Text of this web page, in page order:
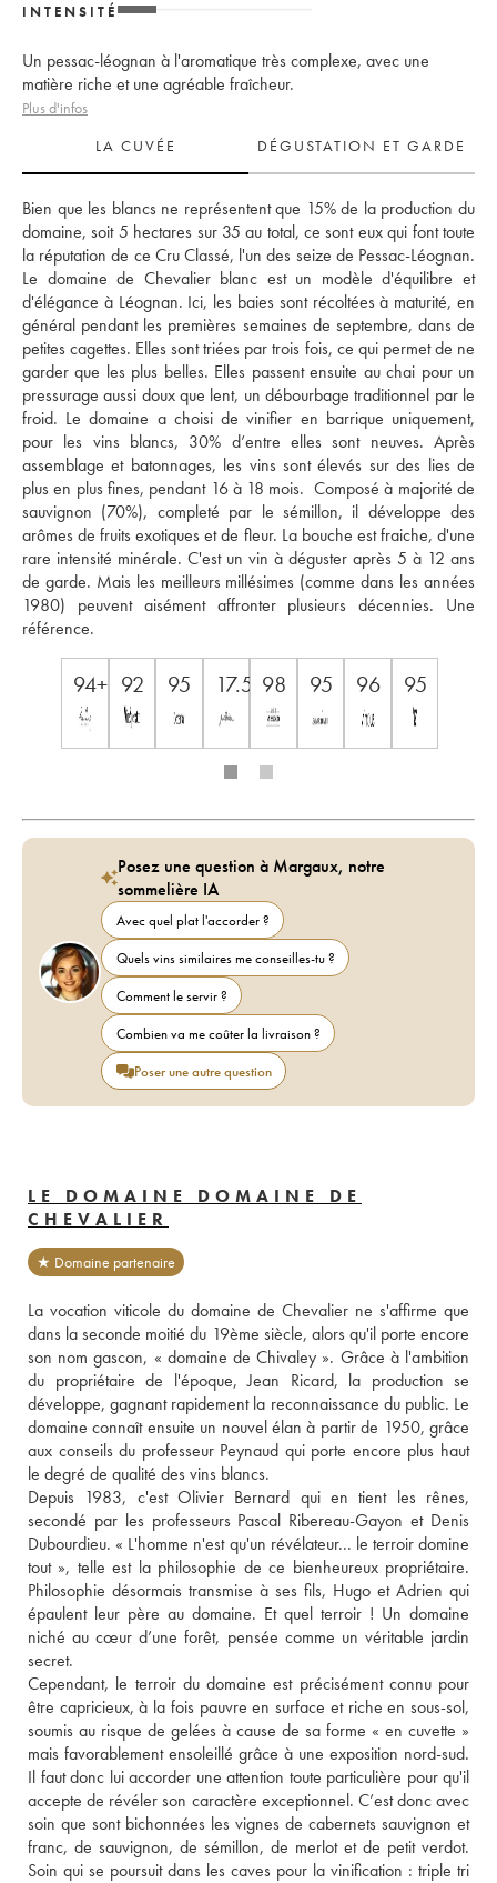
INTENSITÉ
Un pessac-léognan à l'aromatique très complexe, avec une
matière riche et une agréable fraîcheur.
Plus d'infos
LA CUVÉE
DÉGUSTATION ET GARDE
Bien que les blancs ne représentent que 15% de la production du
domaine, soit 5 hectares sur 35 au total, ce sont eux qui font toute
la réputation de ce Cru Classé, l'un des seize de Pessac-Léognan.
Le domaine de Chevalier blanc est un modèle d'équilibre et
d'élégance à Léognan. Ici, les baies sont récoltées à maturité, en
général pendant les premières semaines de septembre, dans de
petites cagettes. Elles sont triées par trois fois, ce qui permet de ne
garder que les plus belles. Elles passent ensuite au chai pour un
pressurage aussi doux que lent, un débourbage traditionnel par le
froid. Le domaine a choisi de vinifier en barrique uniquement,
pour les vins blancs, 30% d’entre elles sont neuves. Après
assemblage et batonnages, les vins sont élevés sur des lies de
plus en plus fines, pendant 16 à 18 mois.  Composé à majorité de
sauvignon (70%), completé par le sémillon, il développe des
arômes de fruits exotiques et de fleur. La bouche est fraiche, d'une
rare intensité minérale. C'est un vin à déguster après 5 à 12 ans
de garde. Mais les meilleurs millésimes (comme dans les années
1980) peuvent aisément affronter plusieurs décennies. Une
référence.
94+ 92 95 17.5 98 95 96 95
Posez une question à Margaux, notre
sommelière IA
Avec quel plat l'accorder ?
Quels vins similaires me conseilles-tu ?
Comment le servir ?
Combien va me coûter la livraison ?
Poser une autre question
LE DOMAINE DOMAINE DE
CHEVALIER
★ Domaine partenaire
La vocation viticole du domaine de Chevalier ne s'affirme que
dans la seconde moitié du 19ème siècle, alors qu'il porte encore
son nom gascon, « domaine de Chivaley ». Grâce à l'ambition
du propriétaire de l'époque, Jean Ricard, la production se
développe, gagnant rapidement la reconnaissance du public. Le
domaine connaît ensuite un nouvel élan à partir de 1950, grâce
aux conseils du professeur Peynaud qui porte encore plus haut
le degré de qualité des vins blancs.
Depuis 1983, c'est Olivier Bernard qui en tient les rênes,
secondé par les professeurs Pascal Ribereau-Gayon et Denis
Dubourdieu. « L'homme n'est qu'un révélateur... le terroir domine
tout », telle est la philosophie de ce bienheureux propriétaire.
Philosophie désormais transmise à ses fils, Hugo et Adrien qui
épaulent leur père au domaine. Et quel terroir ! Un domaine
niché au cœur d’une forêt, pensée comme un véritable jardin
secret.
Cependant, le terroir du domaine est précisément connu pour
être capricieux, à la fois pauvre en surface et riche en sous-sol,
soumis au risque de gelées à cause de sa forme « en cuvette »
mais favorablement ensoleillé grâce à une exposition nord-sud.
Il faut donc lui accorder une attention toute particulière pour qu'il
accepte de révéler son caractère exceptionnel. C’est donc avec
soin que sont bichonnées les vignes de cabernets sauvignon et
franc, de sauvignon, de sémillon, de merlot et de petit verdot.
Soin qui se poursuit dans les caves pour la vinification : triple tri